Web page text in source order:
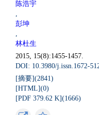
陈浩宇
,
彭坤
,
林杜生
2015, 15(8):1455-1457.
DOI: 10.3980/j.issn.1672-
[摘要](2841)
[HTML](0)
[PDF 379.62 K](1666)